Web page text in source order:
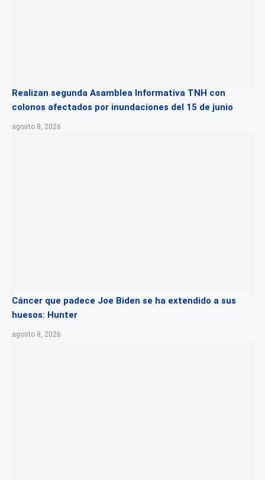
Realizan segunda Asamblea Informativa TNH con
colonos afectados por inundaciones del 15 de junio
agosto 8, 2026
Cáncer que padece Joe Biden se ha extendido a sus
huesos: Hunter
agosto 8, 2026